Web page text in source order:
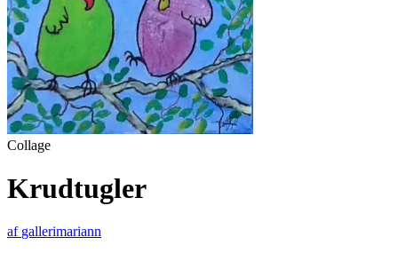
Collage
Krudtugler
af gallerimariann